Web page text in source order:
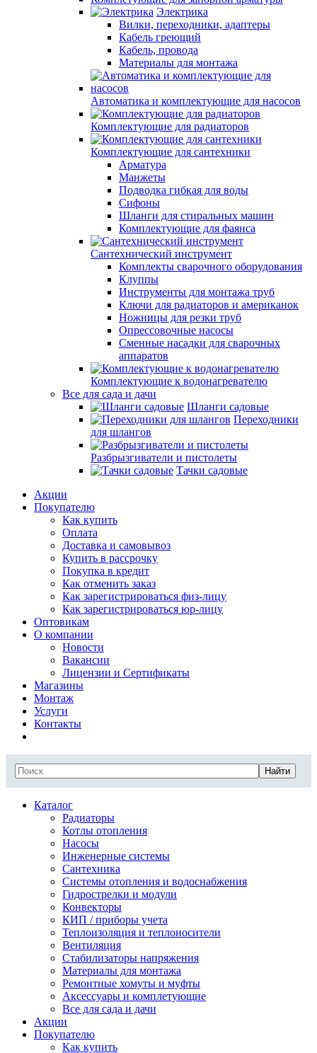
Электрика
Вилки, переходники, адаптеры
Кабель греющий
Кабель, провода
Материалы для монтажа
Автоматика и комплектующие для насосов
Комплектующие для радиаторов
Комплектующие для сантехники
Арматура
Манжеты
Подводка гибкая для воды
Сифоны
Шланги для стиральных машин
Комплектующие для фаянса
Сантехнический инструмент
Комплекты сварочного оборудования
Клуппы
Инструменты для монтажа труб
Ключи для радиаторов и американок
Ножницы для резки труб
Опрессовочные насосы
Сменные насадки для сварочных
аппаратов
Комплектующие к водонагревателю
Все для сада и дачи
Шланги садовые
Переходники
для шлангов
Разбрызгиватели и пистолеты
Тачки садовые
Акции
Покупателю
Как купить
Оплата
Доставка и самовывоз
Купить в рассрочку
Покупка в кредит
Как отменить заказ
Как зарегистрироваться физ-лицу
Как зарегистрироваться юр-лицу
Оптовикам
О компании
Новости
Вакансии
Лицензии и Сертификаты
Магазины
Монтаж
Услуги
Контакты
Найти
Каталог
Радиаторы
Котлы отопления
Насосы
Инженерные системы
Сантехника
Системы отопления и водоснабжения
Гидрострелки и модули
Конвекторы
КИП / приборы учета
Теплоизоляция и теплоносители
Вентиляция
Стабилизаторы напряжения
Материалы для монтажа
Ремонтные хомуты и муфты
Аксессуары и комплетующие
Все для сада и дачи
Акции
Покупателю
Как купить